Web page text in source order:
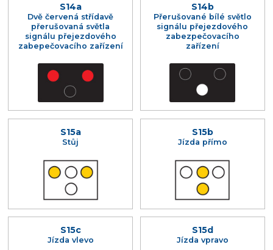
S14a
Dvě červená střídavě
přerušovaná světla
signálu přejezdového
zabepečovacího zařízení
S14b
Přerušované bílé světlo
signálu přejezdového
zabezpečovacího
zařízení
S15a
Stůj
S15b
Jízda přímo
S15c
Jízda vlevo
S15d
Jízda vpravo